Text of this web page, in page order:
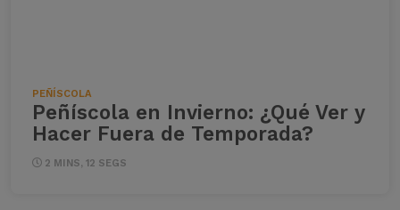
PEÑÍSCOLA
Peñíscola en Invierno: ¿Qué Ver y
Hacer Fuera de Temporada?
2 MINS, 12 SEGS